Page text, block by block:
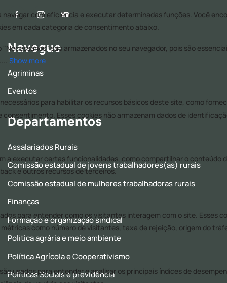
Navegue
Agriminas
Eventos
Departamentos
Assalariados Rurais
Comissão estadual de jovens trabalhadores(as) rurais
Comissão estadual de mulheres trabalhadoras rurais
Finanças
Formação e organização sindical
Política agrária e meio ambiente
Política Agrícola e Cooperativismo
Políticas Sociais e previdência